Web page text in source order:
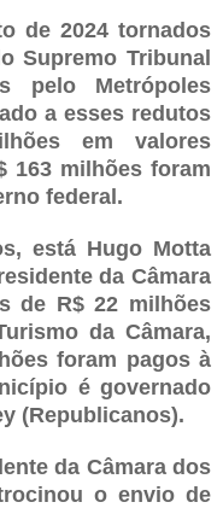
de 2024 tornados
Supremo Tribunal
pelo Metrópoles
a esses redutos
em valores
163 milhões foram
federal.
está Hugo Motta
da Câmara
de R$ 22 milhões
da Câmara,
foram pagos à
é governado
(Republicanos).
da Câmara dos
o envio de